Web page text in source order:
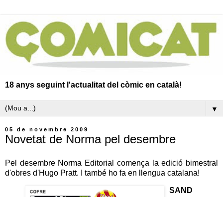
18 anys seguint l'actualitat del còmic en català!
▼
05 de novembre 2009
Novetat de Norma pel desembre
Pel desembre Norma Editorial comença la edició bimestral
d'obres d'Hugo Pratt. I també ho fa en llengua catalana!
SAND